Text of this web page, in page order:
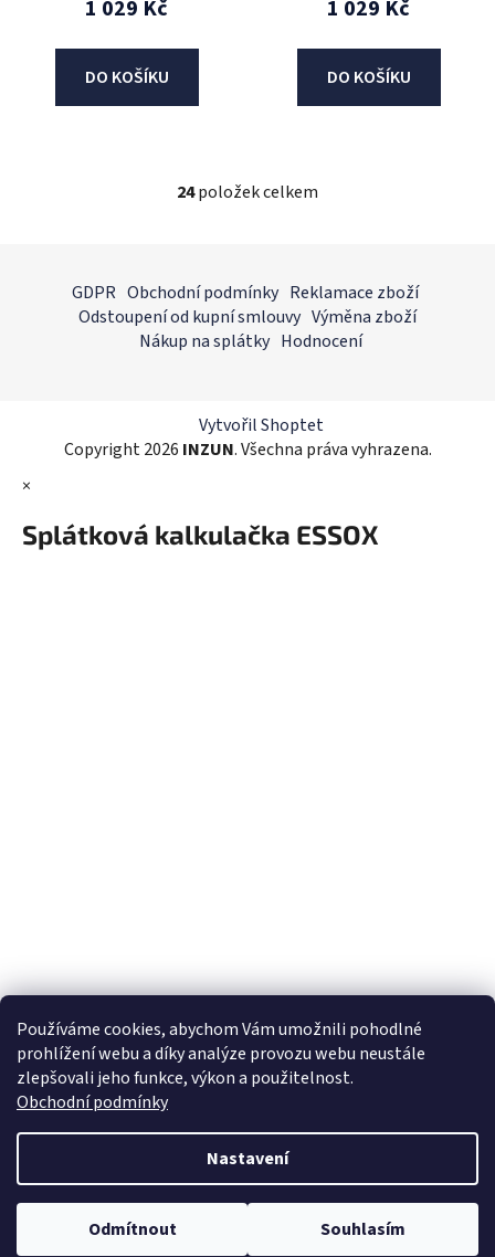
Používáme cookies, abychom Vám umožnili pohodlné
prohlížení webu a díky analýze provozu webu neustále
zlepšovali jeho funkce, výkon a použitelnost.
Obchodní podmínky
Nastavení
Odmítnout Souhlasím
1 029 Kč
DO KOŠÍKU
1 029 Kč
DO KOŠÍKU
O
d
a
c
r
v
v
ý
24položek celkem
GDPR Obchodní podmínky Reklamace zboží
Odstoupení od kupní smlouvy Výměna zboží
Nákup na splátky Hodnocení
Vytvořil Shoptet
Copyright 2026 INZUN. Všechna práva vyhrazena.
×
Splátková kalkulačka ESSOX